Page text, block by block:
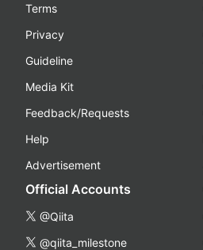
Terms
Privacy
Guideline
Media Kit
Feedback/Requests
Help
Advertisement
Official Accounts
@Qiita
@qiita_milestone